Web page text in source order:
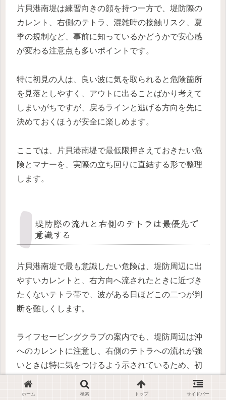
片貝港南堤は練習向きの顔を持つ一方で、堤防際の
カレント、右側のテトラ、混雑時の接触リスク、夏
季の規制など、事前に知っているかどうかで安心感
が変わる注意点も多いポイントです。
特に初見の人は、良い波に気を取られると危険箇所
を見落としやすく、アウトに出ることばかり考えて
しまいがちですが、戻るラインと逃げる方向を先に
決めておくほうが安全に楽しめます。
ここでは、片貝港南堤で最低限押さえておきたい危
険とマナーを、実際の立ち回りに直結する形で整理
します。
堤防際の流れと右側のテトラは最優先で
意識する
片貝港南堤で最も意識したい危険は、堤防周辺に出
やすいカレントと、右方向へ流されたときに近づき
たくないテトラ帯で、波がある日ほどこの二つが判
断を難しくします。
ライフセービングクラブの案内でも、堤防周辺は沖
へのカレントに注意し、右側のテトラへの流れが強
いときは特に気をつけるよう示されているため、初
見でラインを甘く見るのは避けたいところです。
ホーム 検索 トップ サイドバー